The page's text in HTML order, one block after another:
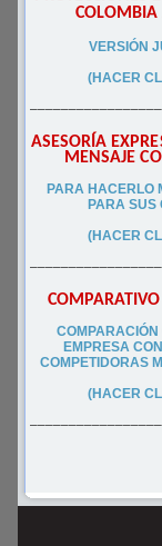
VERSIÓN
(HACER
ASESORÍA
MENSAJE
PARA HACERLO
PARA SUS
(HACER
EMPRESA
COMPETIDORAS
(HACER